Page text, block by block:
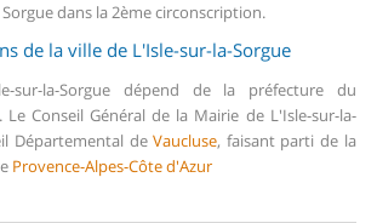
Sorgue dans la 2ème circonscription.
de la ville de L'Isle-sur-la-Sorgue
sur-la-Sorgue dépend de la préfecture du
Le Conseil Général de la Mairie de L'Isle-sur-la-
Départemental deVaucluse, faisant parti de la
Provence-Alpes-Côte d'Azur